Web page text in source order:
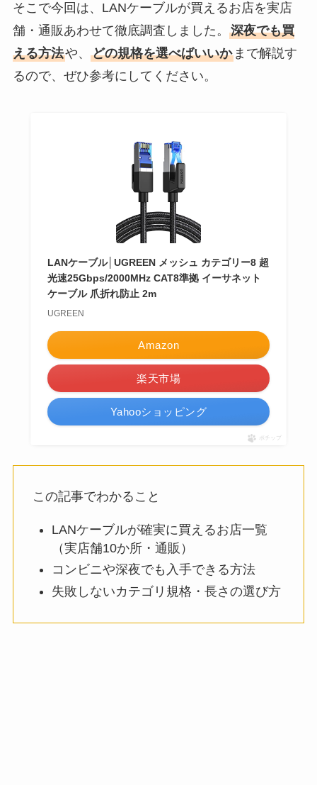
そこで今回は、LANケーブルが買えるお店を実店
舗・通販あわせて徹底調査しました。 深夜でも買
える方法や、 どの規格を選べばいいかまで解説す
るので、ぜひ参考にしてください。
LANケーブル│UGREEN メッシュ カテゴリー8 超
光速25Gbps/2000MHz CAT8準拠 イーサネット
ケーブル 爪折れ防止 2m
UGREEN
Amazon
楽天市場
Yahooショッピング
ポチップ
この記事でわかること
LANケーブルが確実に買えるお店一覧
（実店舗10か所・通販）
コンビニや深夜でも入手できる方法
失敗しないカテゴリ規格・長さの選び方